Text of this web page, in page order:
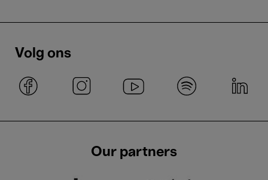
Volg ons
Our partners